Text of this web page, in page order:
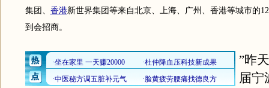
集团、 香港新世界集团等来自北京、上海、广州、香港等城市的
到会招商。
”昨
届宁